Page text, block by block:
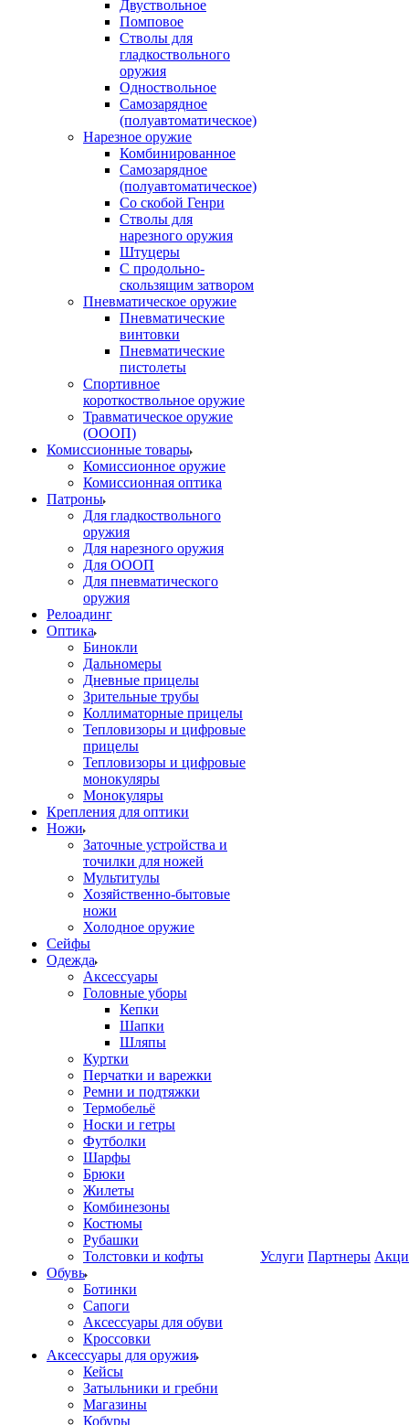
Двуствольное
Помповое
Стволы для
гладкоствольного
оружия
Одноствольное
Самозарядное
(полуавтоматическое)
Нарезное оружие
Комбинированное
Самозарядное
(полуавтоматическое)
Со скобой Генри
Стволы для
нарезного оружия
Штуцеры
С продольно-
скользящим затвором
Пневматическое оружие
Пневматические
винтовки
Пневматические
пистолеты
Спортивное
короткоствольное оружие
Травматическое оружие
(ОООП)
Комиссионные товары
Комиссионное оружие
Комиссионная оптика
Патроны
Для гладкоствольного
оружия
Для нарезного оружия
Для ОООП
Для пневматического
оружия
Релоадинг
Оптика
Бинокли
Дальномеры
Дневные прицелы
Зрительные трубы
Коллиматорные прицелы
Тепловизоры и цифровые
прицелы
Тепловизоры и цифровые
монокуляры
Монокуляры
Крепления для оптики
Ножи
Заточные устройства и
точилки для ножей
Мультитулы
Хозяйственно-бытовые
ножи
Холодное оружие
Сейфы
Одежда
Аксессуары
Головные уборы
Кепки
Шапки
Шляпы
Куртки
Перчатки и варежки
Ремни и подтяжки
Термобельё
Носки и гетры
Футболки
Шарфы
Брюки
Жилеты
Комбинезоны
Костюмы
Рубашки
Толстовки и кофты
Обувь
Ботинки
Сапоги
Аксессуары для обуви
Кроссовки
Аксессуары для оружия
Кейсы
Затыльники и гребни
Магазины
Кобуры
Услуги Партнеры